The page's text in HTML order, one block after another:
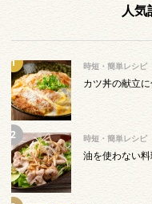
人気
時短・簡単レシピ
カツ丼の献立
時短・簡単レシピ
油を使わない